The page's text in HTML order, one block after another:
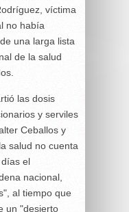
víctima
no había
una larga lista
de la salud
las dosis
y serviles
Ceballos y
salud no cuenta
el
nacional,
al tiempo que
un "desierto